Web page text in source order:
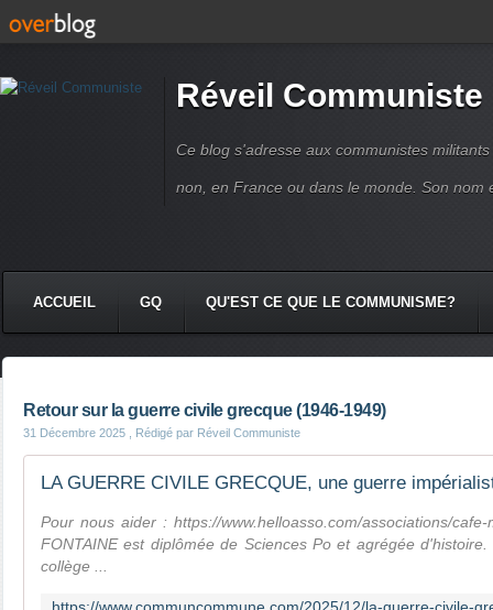
Réveil Communiste
Ce blog s'adresse aux communistes
non, en France ou dans le monde. Son nom
ACCUEIL GQ QU'EST CE QUE LE COMMUNISME?
Retour sur la guerre civile grecque (1946-1949)
31 Décembre 2025 , Rédigé par Réveil Communiste
Pour nous aider : https://www.helloasso.com/associations/
FONTAINE est diplômée de Sciences Po et agrégée
collège ...